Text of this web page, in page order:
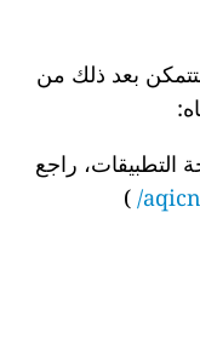
بعد ذلك من
التطبيقات، راجع
)